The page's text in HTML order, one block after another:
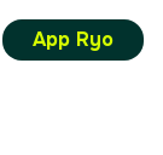
App Ryo